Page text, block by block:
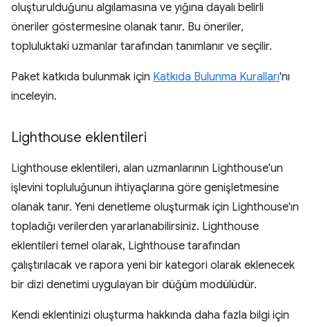
oluşturulduğunu algılamasına ve yığına dayalı belirli
öneriler göstermesine olanak tanır. Bu öneriler,
topluluktaki uzmanlar tarafından tanımlanır ve seçilir.
Paket katkıda bulunmak için Katkıda Bulunma Kuralları'nı
inceleyin.
Lighthouse eklentileri
Lighthouse eklentileri, alan uzmanlarının Lighthouse'un
işlevini topluluğunun ihtiyaçlarına göre genişletmesine
olanak tanır. Yeni denetleme oluşturmak için Lighthouse'ın
topladığı verilerden yararlanabilirsiniz. Lighthouse
eklentileri temel olarak, Lighthouse tarafından
çalıştırılacak ve rapora yeni bir kategori olarak eklenecek
bir dizi denetimi uygulayan bir düğüm modülüdür.
Kendi eklentinizi oluşturma hakkında daha fazla bilgi için